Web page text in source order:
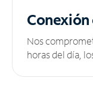
Nos
horas del día,